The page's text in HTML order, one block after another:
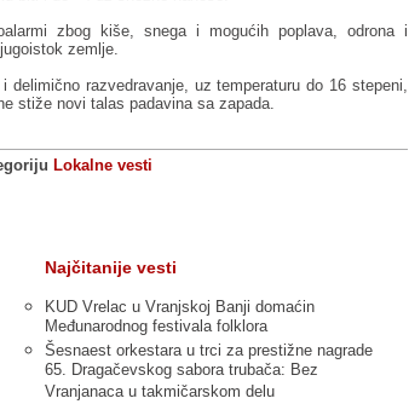
zbog kiše, snega i mogućih poplava, odrona i
zemlje.
razvedravanje, uz temperaturu do 16 stepeni,
stiže novi talas padavina sa zapada.
Lokalne vesti
Najčitanije vesti
KUD Vrelac u Vranjskoj Banji domaćin
Međunarodnog festivala folklora
Šesnaest orkestara u trci za prestižne nagrade
65. Dragačevskog sabora trubača: Bez
Vranjanaca u takmičarskom delu